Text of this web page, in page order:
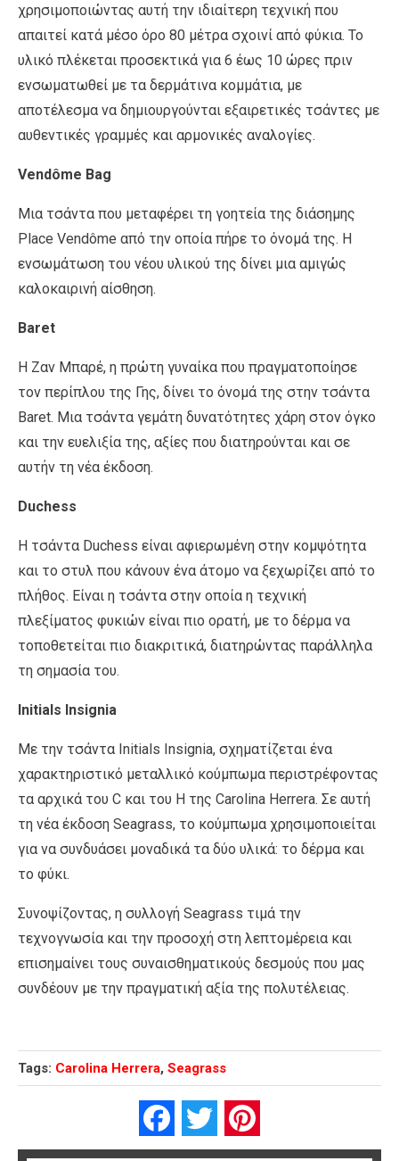
χρησιμοποιώντας αυτή την ιδιαίτερη τεχνική που
απαιτεί κατά μέσο όρο 80 μέτρα σχοινί από φύκια. Το
υλικό πλέκεται προσεκτικά για 6 έως 10 ώρες πριν
ενσωματωθεί με τα δερμάτινα κομμάτια, με
αποτέλεσμα να δημιουργούνται εξαιρετικές τσάντες με
αυθεντικές γραμμές και αρμονικές αναλογίες.
Vendôme Bag
Μια τσάντα που μεταφέρει τη γοητεία της διάσημης
Place Vendôme από την οποία πήρε το όνομά της. Η
ενσωμάτωση του νέου υλικού της δίνει μια αμιγώς
καλοκαιρινή αίσθηση.
Baret
Η Ζαν Μπαρέ, η πρώτη γυναίκα που πραγματοποίησε
τον περίπλου της Γης, δίνει το όνομά της στην τσάντα
Baret. Μια τσάντα γεμάτη δυνατότητες χάρη στον όγκο
και την ευελιξία της, αξίες που διατηρούνται και σε
αυτήν τη νέα έκδοση.
Duchess
Η τσάντα Duchess είναι αφιερωμένη στην κομψότητα
και το στυλ που κάνουν ένα άτομο να ξεχωρίζει από το
πλήθος. Είναι η τσάντα στην οποία η τεχνική
πλεξίματος φυκιών είναι πιο ορατή, με το δέρμα να
τοποθετείται πιο διακριτικά, διατηρώντας παράλληλα
τη σημασία του.
Initials Insignia
Με την τσάντα Initials Insignia, σχηματίζεται ένα
χαρακτηριστικό μεταλλικό κούμπωμα περιστρέφοντας
τα αρχικά του C και του H της Carolina Herrera. Σε αυτή
τη νέα έκδοση Seagrass, το κούμπωμα χρησιμοποιείται
για να συνδυάσει μοναδικά τα δύο υλικά: το δέρμα και
το φύκι.
Συνοψίζοντας, η συλλογή Seagrass τιμά την
τεχνογνωσία και την προσοχή στη λεπτομέρεια και
επισημαίνει τους συναισθηματικούς δεσμούς που μας
συνδέουν με την πραγματική αξία της πολυτέλειας.
Tags: Carolina Herrera, Seagrass
FacebookTwitter